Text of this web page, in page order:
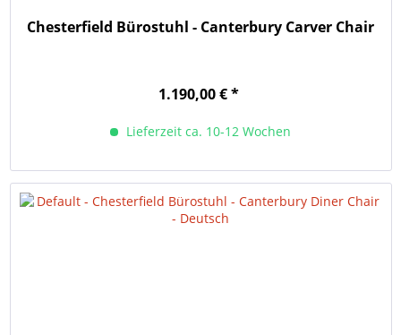
Chesterfield Bürostuhl - Canterbury Carver Chair
1.190,00 € *
Lieferzeit ca. 10-12 Wochen